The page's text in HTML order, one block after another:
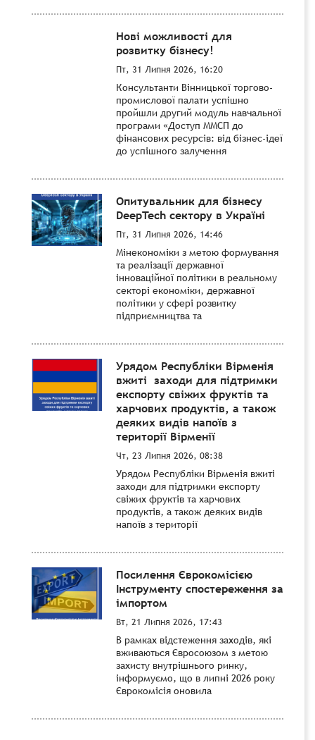
Нові можливості для
розвитку бізнесу!
Пт, 31 Липня 2026, 16:20
Консультанти Вінницької торгово-
промислової палати успішно
пройшли другий модуль навчальної
програми «Доступ ММСП до
фінансових ресурсів: від бізнес-ідеї
до успішного залучення
Опитувальник для бізнесу
DeepTech сектору в Україні
Пт, 31 Липня 2026, 14:46
Мінекономіки з метою формування
та реалізації державної
інноваційної політики в реальному
секторі економіки, державної
політики у сфері розвитку
підприємництва та
Урядом Республіки Вірменія
вжиті заходи для підтримки
експорту свіжих фруктів та
харчових продуктів, а також
деяких видів напоїв з
території Вірменії
Чт, 23 Липня 2026, 08:38
Урядом Республіки Вірменія вжиті
заходи для підтримки експорту
свіжих фруктів та харчових
продуктів, а також деяких видів
напоїв з території
Посилення Єврокомісією
Інструменту спостереження за
імпортом
Вт, 21 Липня 2026, 17:43
В рамках відстеження заходів, які
вживаються Євросоюзом з метою
захисту внутрішнього ринку,
інформуємо, що в липні 2026 року
Єврокомісія оновила